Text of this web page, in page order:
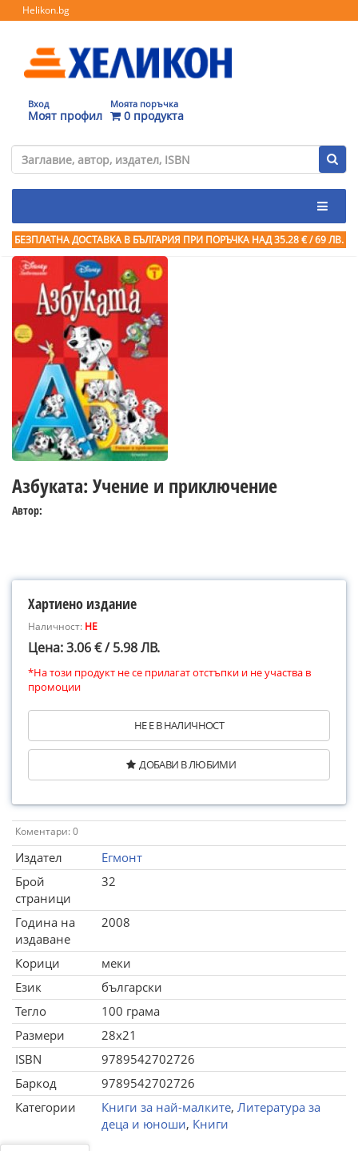
Helikon.bg
Вход
Моят профил
Моята поръчка
0 продукта
БЕЗПЛАТНА ДОСТАВКА В БЪЛГАРИЯ ПРИ ПОРЪЧКА НАД 35.28 € / 69 ЛВ.
Азбуката: Учение и приключение
Автор:
Хартиено издание
Наличност: НЕ
Цена: 3.06 € / 5.98 ЛВ.
*На този продукт не се прилагат отстъпки и не участва в
промоции
НЕ Е В НАЛИЧНОСТ
ДОБАВИ В ЛЮБИМИ
Коментари: 0
Издател
Егмонт
Брой
страници
32
Година на
издаване
2008
Корици
меки
Език
български
Тегло
100 грама
Размери
28x21
ISBN
9789542702726
Баркод
9789542702726
Категории
Книги за най-малките, Литература за
деца и юноши, Книги